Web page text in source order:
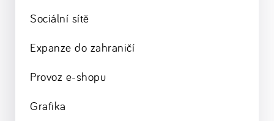
Sociální sítě
Expanze do zahraničí
Provoz e-shopu
Grafika